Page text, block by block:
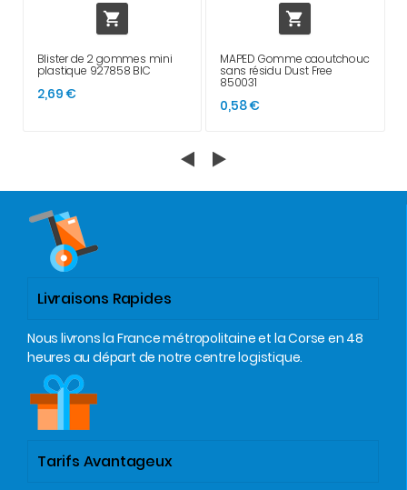

Blister de 2 gommes mini
plastique 927858 BIC
2,69 €

MAPED Gomme caoutchouc
sans résidu Dust Free
850031
0,58 €
Livraisons Rapides
Nous livrons la France métropolitaine et la Corse en 48
heures au départ de notre centre logistique.
Tarifs Avantageux